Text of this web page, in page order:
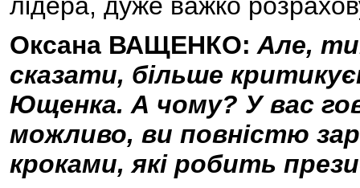
Оксана ВАЩЕНКО: Але,
сказати, більше
Ющенка. А чому? У вас
можливо, ви повністю
кроками, які робить